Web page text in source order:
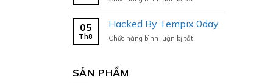
Tempix
0day
05
Th8
Hacked By Tempix 0day
Chức năng bình luận bị tắtở
SẢN PHẨM